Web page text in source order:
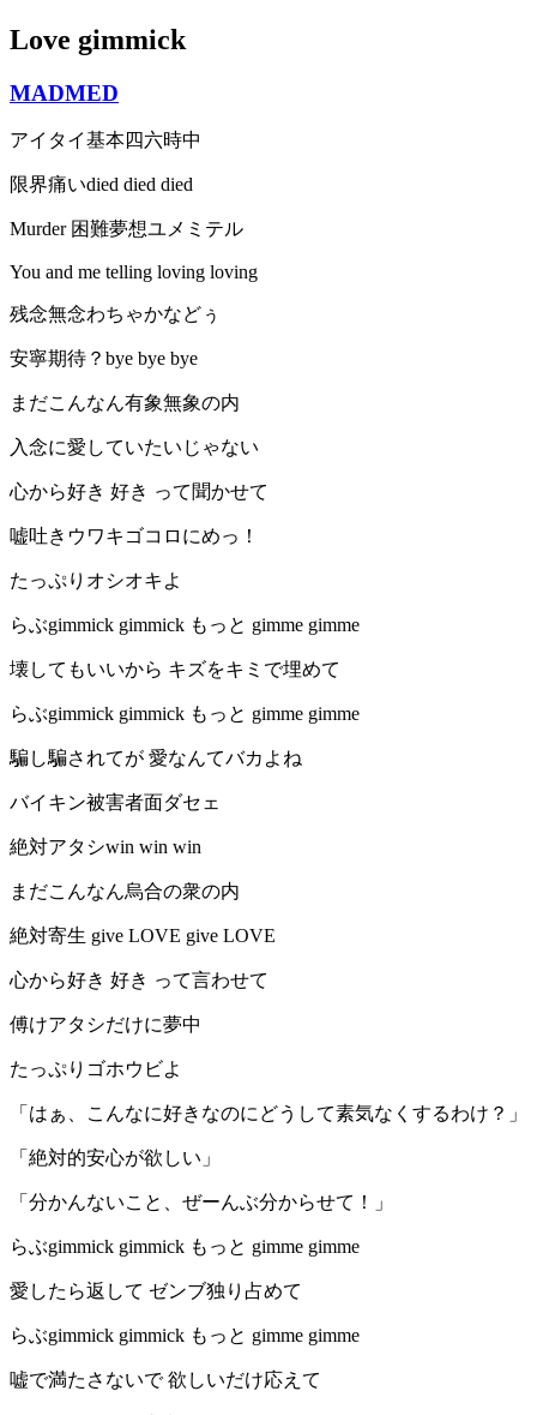
Love gimmick
MADMED
アイタイ基本四六時中
限界痛いdied died died
Murder 困難夢想ユメミテル
You and me telling loving loving
残念無念わちゃかなどぅ
安寧期待？bye bye bye
まだこんなん有象無象の内
入念に愛していたいじゃない
心から好き 好き って聞かせて
嘘吐きウワキゴコロにめっ！
たっぷりオシオキよ
らぶgimmick gimmick もっと gimme gimme
壊してもいいから キズをキミで埋めて
らぶgimmick gimmick もっと gimme gimme
騙し騙されてが 愛なんてバカよね
バイキン被害者面ダセェ
絶対アタシwin win win
まだこんなん烏合の衆の内
絶対寄生 give LOVE give LOVE
心から好き 好き って言わせて
傅けアタシだけに夢中
たっぷりゴホウビよ
「はぁ、こんなに好きなのにどうして素気なくするわけ？」
「絶対的安心が欲しい」
「分かんないこと、ぜーんぶ分からせて！」
らぶgimmick gimmick もっと gimme gimme
愛したら返して ゼンブ独り占めて
らぶgimmick gimmick もっと gimme gimme
嘘で満たさないで 欲しいだけ応えて